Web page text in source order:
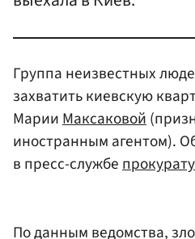
Группа неизвестных
захватить киевскую
МарииМаксаковой
иностранным агентом).
в пресс-службе
По данным ведомства,